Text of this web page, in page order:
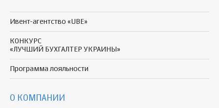
Ивент-агентство «UBE»
КОНКУРС
«ЛУЧШИЙ БУХГАЛТЕР УКРАИНЫ»
Программа лояльности
О КОМПАНИИ